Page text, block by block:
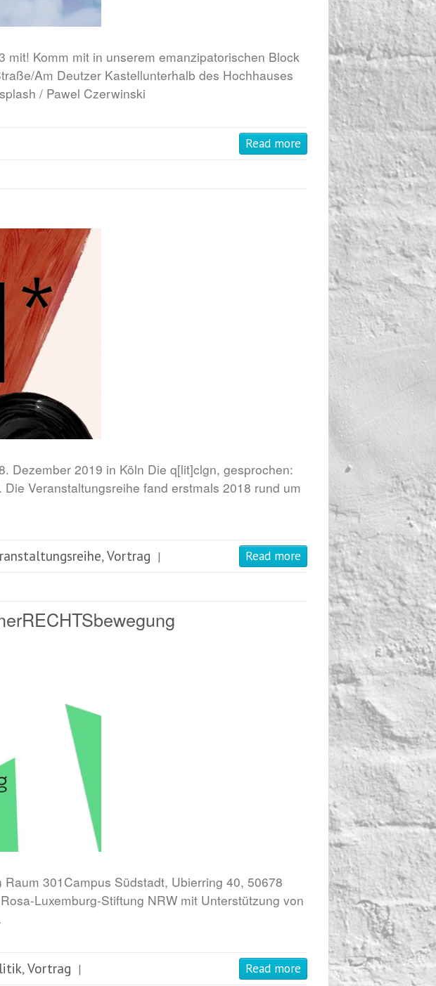
Komm mit in unserem emanzipatorischen Block
Am Deutzer Kastellunterhalb des Hochhauses
/ Pawel Czerwinski
Read more
Dezember 2019 in Köln Die q[lit]clgn, gesprochen:
Veranstaltungsreihe fand erstmals 2018 rund um
,Vortrag | Read more
301Campus Südstadt, Ubierring 40, 50678
Luxemburg-Stiftung NRW mit Unterstützung von
,Vortrag | Read more